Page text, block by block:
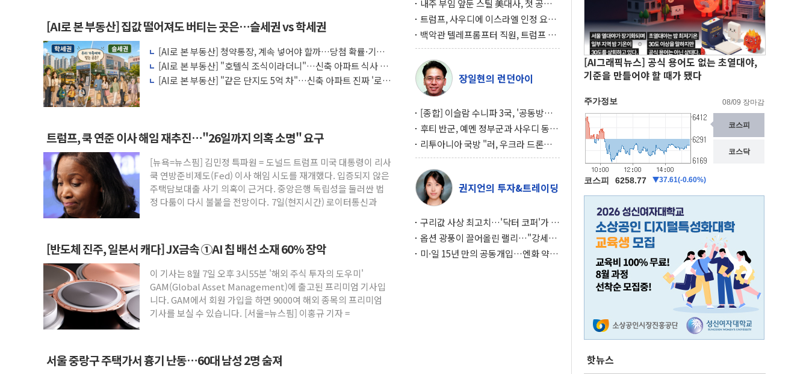
[AI로 본 부동산] 집값 떨어져도 버티는 곳은…슬세권 vs 학세권
[AI로 본 부동산] 청약통장, 계속 넣어야 할까…당첨 확률·기회
비용 따져보니
[AI로 본 부동산] "호텔식 조식이라더니"…신축 아파트 식사 서
비스의 속사정
[AI로 본 부동산] "같은 단지도 5억 차"…신축 아파트 진짜 '로얄
트럼프, 쿡 연준 이사 해임 재추진…"26일까지 의혹 소명" 요구
[뉴욕=뉴스핌] 김민정 특파원 = 도널드 트럼프 미국 대통령이 리사
쿡 연방준비제도(Fed) 이사 해임 시도를 재개했다. 입증되지 않은
주택담보대출 사기 의혹이 근거다. 중앙은행 독립성을 둘러싼 법
정 다툼이 다시 불붙을 전망이다. 7일(현지시간) 로이터통신과
[반도체 진주, 일본서 캐다] JX금속 ①AI 칩 배선 소재 60% 장악
이 기사는 8월 7일 오후 3시55분 '해외 주식 투자의 도우미'
GAM(Global Asset Management)에 출고된 프리미엄 기사입
니다. GAM에서 회원 가입을 하면 9000여 해외 종목의 프리미엄
기사를 보실 수 있습니다. [서울=뉴스핌] 이홍규 기자 =
서울 중랑구 주택가서 흉기 난동…60대 남성 2명 숨져
내주 부임 앞둔 스틸 美대사, 첫 공개
행사서 "한미동맹 강화 최우선 과제"
트럼프, 사우디에 이스라엘 인정 요
구…원자력 협정 서명 하루 만에 좌초
위기
백악관 텔레프롬프터 직원, 트럼프 연
설 미리 보고 베팅 시장서 10만달러 챙
겨
장일현의 런던아이
[종합] 이슬람 수니파 3국, '공동방위
협정' 체결… 이스라엘·이란 위협에
맞설 자체 억지력 강화
후티 반군, 예멘 정부군과 사우디 동시
공격… 위기 고조되는 또 다른 중동 화
약고
리투아니아 국방 "러, 우크라 드론으
로 나토 회원국 공격 검토… 거짓 깃발
작전"
권지언의 투자&트레이딩
구리값 사상 최고치…'닥터 코퍼'가 말
하는 경기 신호가 달라졌다
옵션 광풍이 끌어올린 랠리…"강세장
이면에 과열 경고등"
미·일 15년 만의 공동개입…엔화 약세
[AI그래픽뉴스] 공식 용어도 없는 초열대야,
기준을 만들어야 할 때가 됐다
핫뉴스